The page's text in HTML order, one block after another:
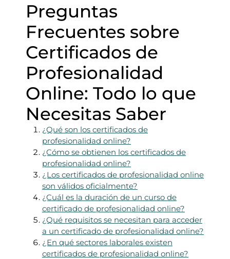
Preguntas
Frecuentes sobre
Certificados de
Profesionalidad
Online: Todo lo que
Necesitas Saber
¿Qué son los certificados de
profesionalidad online?
¿Cómo se obtienen los certificados de
profesionalidad online?
¿Los certificados de profesionalidad online
son válidos oficialmente?
¿Cuál es la duración de un curso de
certificado de profesionalidad online?
¿Qué requisitos se necesitan para acceder
a un certificado de profesionalidad online?
¿En qué sectores laborales existen
certificados de profesionalidad online?